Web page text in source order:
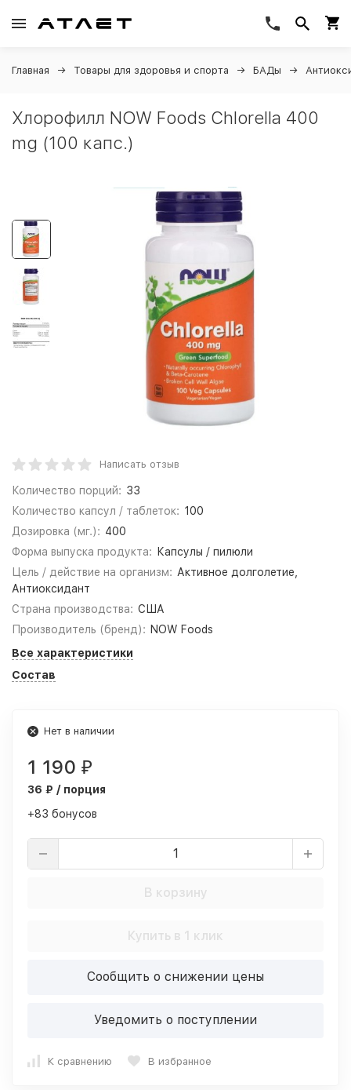
Главная Товары для здоровья и спорта БАДы
Хлорофилл NOW Foods Chlorella 400
mg (100 капс.)
Написать отзыв
Количество порций: 33
Количество капсул / таблеток: 100
Дозировка (мг.): 400
Форма выпуска продукта:
Капсулы / пилюли
Цель / действие на организм: Активное долголетие,
Антиоксидант
Страна производства: США
Производитель (бренд): NOW Foods
Все характеристики
Состав
Нет в наличии
1 190 ₽
36 ₽ / порция
+83 бонусов
В корзину
Купить в 1 клик
Сообщить о снижении цены
Уведомить о поступлении
К сравнению В избранное